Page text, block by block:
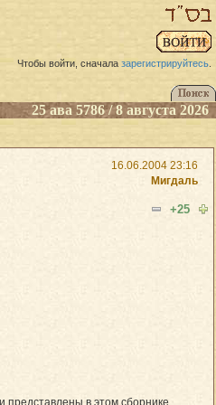
Чтобы войти, сначала зарегистрируйтесь.
25 ава 5786 / 8 августа 2026
16.06.2004 23:16
Мигдаль
+25
в этом сборнике.